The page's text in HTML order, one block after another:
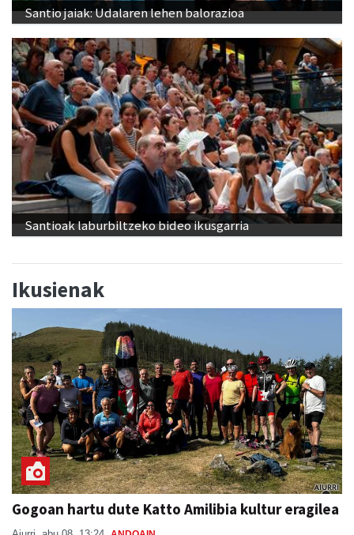
Santio jaiak: Udalaren lehen balorazioa
Santioak laburbiltzeko bideo ikusgarria
Ikusienak
Gogoan hartu dute Katto Amilibia kultur eragilea